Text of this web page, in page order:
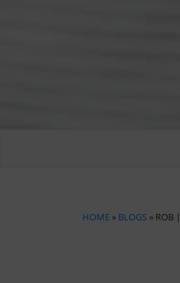
HOME » BLOGS » ROB